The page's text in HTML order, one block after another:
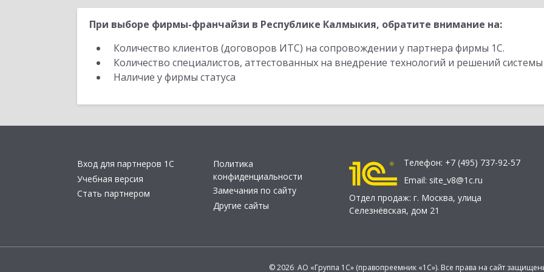
При выборе фирмы-франчайзи в Республике Калмыкия, обратите внимание на:
Количество клиентов (договоров ИТС) на сопровождении у партнера фирмы 1С.
Количество специалистов, аттестованных на внедрение технологий и решений
Наличие у фирмы статуса
Вход для партнеров 1С
Учебная версия
Стать партнером
Политика
конфиденциальности
Замечания по сайту
Другие сайты
Телефон: +7 (495) 737-92-57
Email: site_v8@1c.ru
Отдел продаж: г. Москва, улица
Селезнёвская, дом 21
© 2026 АО «Группа 1С» (правопреемник «1С»). Все права на сайт